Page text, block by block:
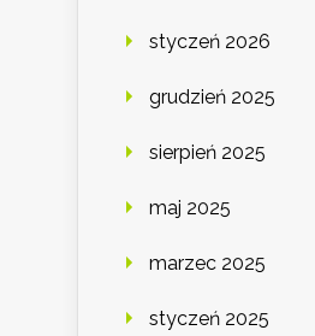
styczeń 2026
grudzień 2025
sierpień 2025
maj 2025
marzec 2025
styczeń 2025